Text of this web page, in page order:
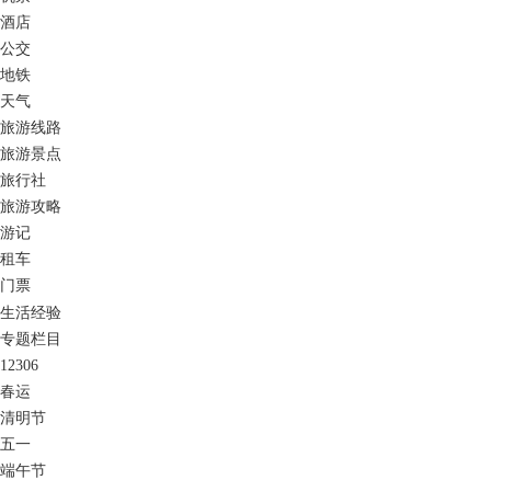
酒店
公交
地铁
天气
旅游线路
旅游景点
旅行社
旅游攻略
游记
租车
门票
生活经验
专题栏目
12306
春运
清明节
五一
端午节